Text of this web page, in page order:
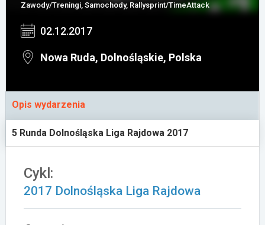
Zawody/Treningi, Samochody, Rallysprint/TimeAttack
02.12.2017
Nowa Ruda, Dolnośląskie, Polska
Opis wydarzenia
5 Runda Dolnośląska Liga Rajdowa 2017
Cykl:
2017 Dolnośląska Liga Rajdowa